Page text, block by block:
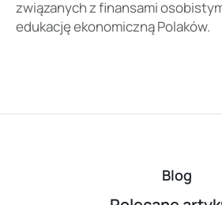
związanych z finansami
edukację ekonomiczną Polaków.
Blog